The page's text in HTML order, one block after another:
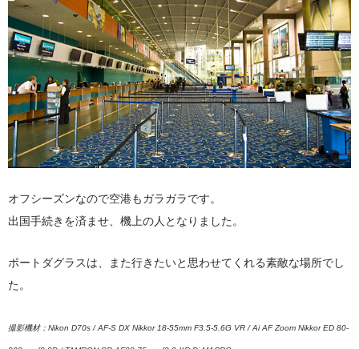
オフシーズンなので空港もガラガラです。
出国手続きを済ませ、機上の人となりました。
ポートダグラスは、また行きたいと思わせてくれる素敵な場所でし
た。
撮影機材： Nikon D70s / AF-S DX Nikkor 18-55mm F3.5-5.6G VR / Ai AF Zoom Nikkor ED 80-